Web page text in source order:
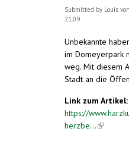
Submitted by Louis
21:09
Unbekannte
im Domeyerpark
weg. Mit diesem
Stadt an die
Link zum Artikel:
https://
herzbe...(link is